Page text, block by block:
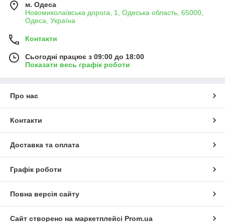
м. Одеса
Новомиколаївська дорога, 1, Одеська область, 65000,
Одеса, Україна
Контакти
Сьогодні працює з 09:00 до 18:00
Показати весь графік роботи
Про нас
Контакти
Доставка та оплата
Графік роботи
Повна версія сайту
Сайт створено на маркетплейсі Prom.ua